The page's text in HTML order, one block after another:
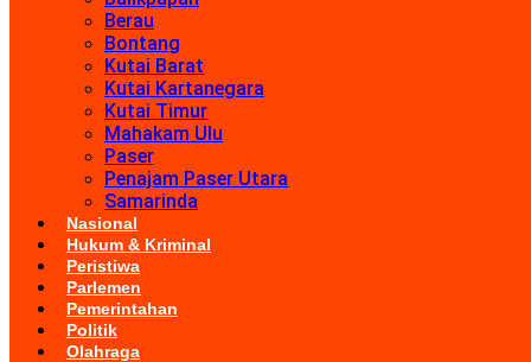
Berau
Bontang
Kutai Barat
Kutai Kartanegara
Kutai Timur
Mahakam Ulu
Paser
Penajam Paser Utara
Samarinda
Nasional
Hukum & Kriminal
Peristiwa
Parlemen
Pemerintahan
Politik
Olahraga